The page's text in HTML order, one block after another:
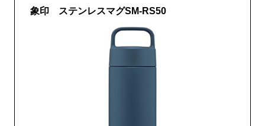
象印 ステンレスマグSM-RS50